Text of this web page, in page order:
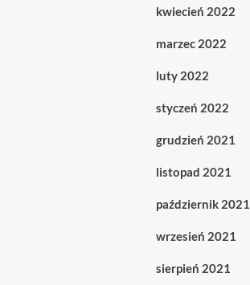
kwiecień 2022
marzec 2022
luty 2022
styczeń 2022
grudzień 2021
listopad 2021
październik 2021
wrzesień 2021
sierpień 2021